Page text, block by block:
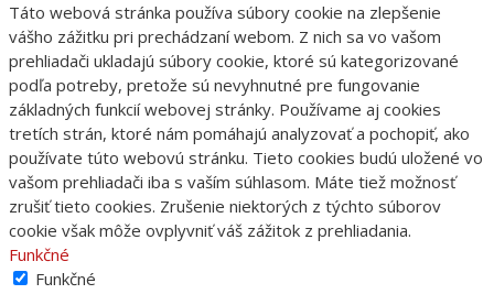
Táto webová stránka používa súbory cookie na zlepšenie
vášho zážitku pri prechádzaní webom. Z nich sa vo vašom
prehliadači ukladajú súbory cookie, ktoré sú kategorizované
podľa potreby, pretože sú nevyhnutné pre fungovanie
základných funkcií webovej stránky. Používame aj cookies
tretích strán, ktoré nám pomáhajú analyzovať a pochopiť, ako
používate túto webovú stránku. Tieto cookies budú uložené vo
vašom prehliadači iba s vaším súhlasom. Máte tiež možnosť
zrušiť tieto cookies. Zrušenie niektorých z týchto súborov
cookie však môže ovplyvniť váš zážitok z prehliadania.
Funkčné
Funkčné